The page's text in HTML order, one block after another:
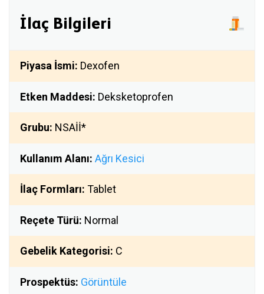
İlaç Bilgileri
Piyasa İsmi: Dexofen
Etken Maddesi: Deksketoprofen
Grubu: NSAİİ*
Kullanım Alanı: Ağrı Kesici
İlaç Formları: Tablet
Reçete Türü: Normal
Gebelik Kategorisi: C
Prospektüs: Görüntüle